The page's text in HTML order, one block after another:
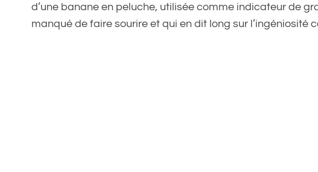
d’une banane en peluche, utilisée comme indicateur de
manqué de faire sourire et qui en dit long sur l’ingéniosité